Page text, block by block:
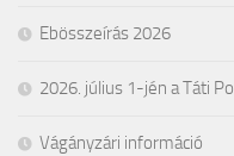
Ebösszeírás 2026
2026. július 1-jén a Táti
Vágányzári információ